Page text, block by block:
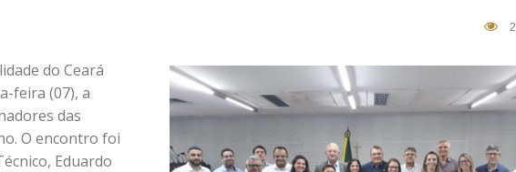
do Ceará
feira (07), a
das
O encontro foi
Eduardo